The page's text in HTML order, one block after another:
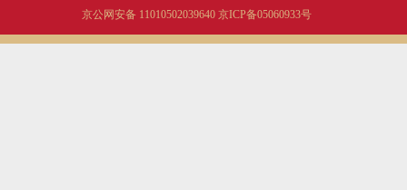
京公网安备 11010502039640 京ICP备05060933号